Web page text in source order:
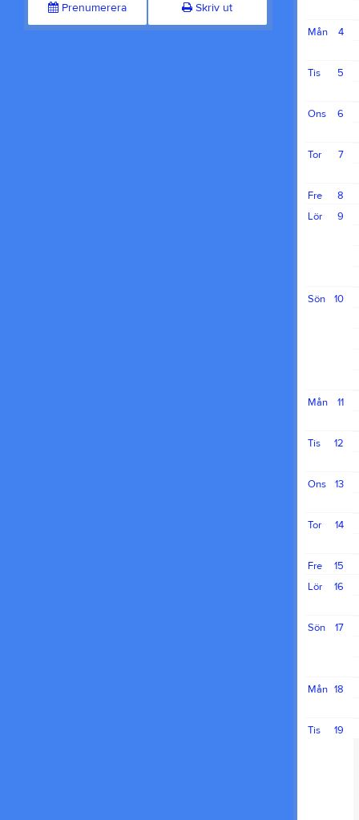
Prenumerera Skriv ut
4
Mån
5
Tis
6
Ons
7
Tor
8
Fre
9
Lör
10
Sön
11
Mån
12
Tis
13
Ons
14
Tor
15
Fre
16
Lör
17
Sön
18
Mån
19
Tis